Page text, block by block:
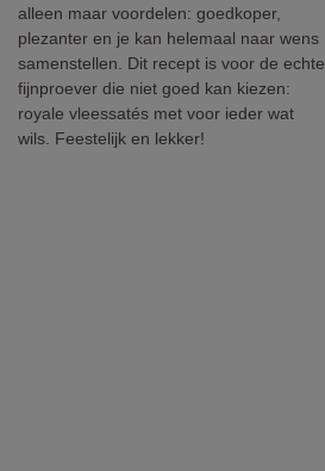
alleen maar voordelen: goedkoper,
plezanter en je kan helemaal naar wens
samenstellen. Dit recept is voor de echte
fijnproever die niet goed kan kiezen:
royale vleessatés met voor ieder wat
wils. Feestelijk en lekker!